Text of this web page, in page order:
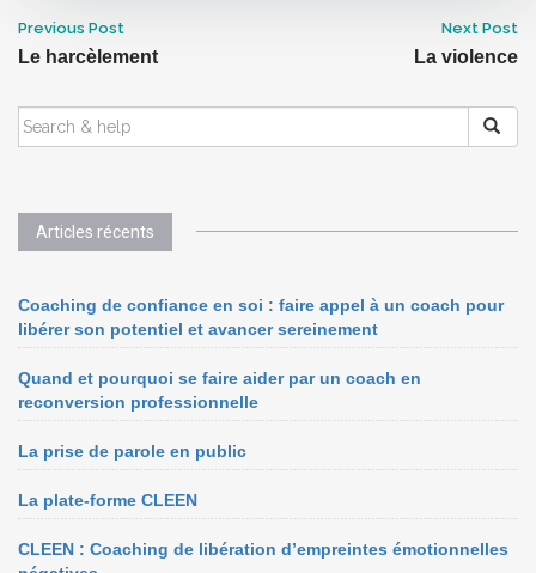
Previous Post
Le harcèlement
Next Post
La violence
Articles récents
Coaching de confiance en soi : faire appel à un coach pour
libérer son potentiel et avancer sereinement
Quand et pourquoi se faire aider par un coach en
reconversion professionnelle
La prise de parole en public
La plate-forme CLEEN
CLEEN : Coaching de libération d’empreintes émotionnelles